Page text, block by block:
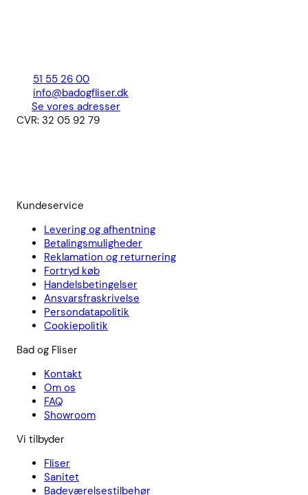
51 55 26 00
info@badogfliser.dk
Se vores adresser
CVR: 32 05 92 79
Kundeservice
Levering og afhentning
Betalingsmuligheder
Reklamation og returnering
Fortryd køb
Handelsbetingelser
Ansvarsfraskrivelse
Persondatapolitik
Cookiepolitik
Bad og Fliser
Kontakt
Om os
FAQ
Showroom
Vi tilbyder
Fliser
Sanitet
Badeværelsestilbehør